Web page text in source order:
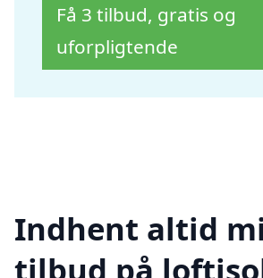
Få 3 tilbud, gratis og
uforpligtende
Indhent altid